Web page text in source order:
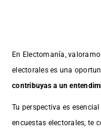
En Electomanía,
electorales es una
contribuyas a un
Tu perspectiva es
encuestas electorales, te